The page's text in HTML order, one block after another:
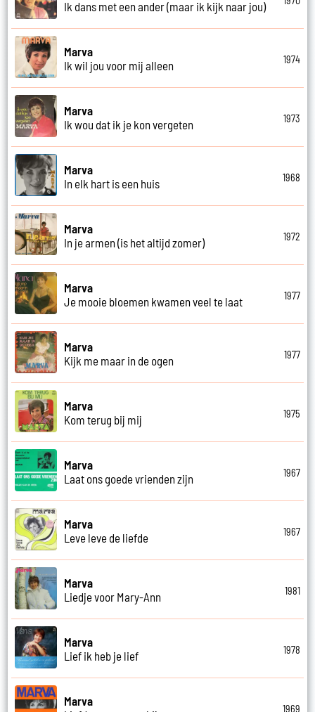
Ik dans met een ander (maar ik kijk naar jou)
Marva
Ik wil jou voor mij alleen
1974
Marva
Ik wou dat ik je kon vergeten
1973
Marva
In elk hart is een huis
1968
Marva
In je armen (is het altijd zomer)
1972
Marva
Je mooie bloemen kwamen veel te laat
1977
Marva
Kijk me maar in de ogen
1977
Marva
Kom terug bij mij
1975
Marva
Laat ons goede vrienden zijn
1967
Marva
Leve leve de liefde
1967
Marva
Liedje voor Mary-Ann
1981
Marva
Lief ik heb je lief
1978
Marva
1969